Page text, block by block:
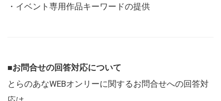
・イベント専用作品キーワードの提供
■お問合せの回答対応について
とらのあなWEBオンリーに関するお問合せへの回答対